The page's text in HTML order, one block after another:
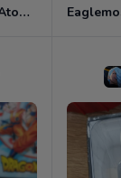
Eaglemoss - Figurine Atom - DC Comics - Plomb